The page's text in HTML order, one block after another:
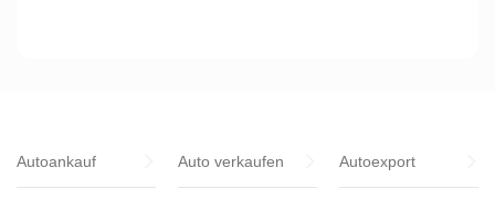
Autoankauf Auto verkaufen Autoexport